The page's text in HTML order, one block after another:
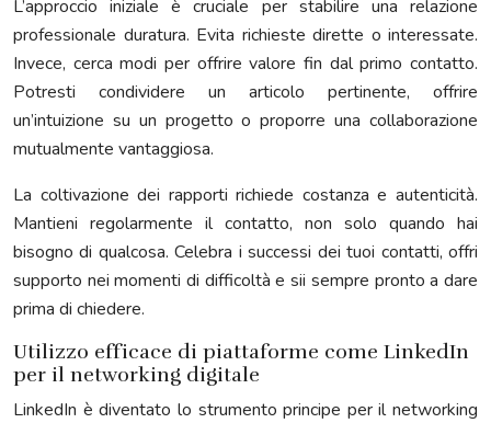
L’approccio iniziale è cruciale per stabilire una relazione
professionale duratura. Evita richieste dirette o interessate.
Invece, cerca modi per offrire valore fin dal primo contatto.
Potresti condividere un articolo pertinente, offrire
un’intuizione su un progetto o proporre una collaborazione
mutualmente vantaggiosa.
La coltivazione dei rapporti richiede costanza e autenticità.
Mantieni regolarmente il contatto, non solo quando hai
bisogno di qualcosa. Celebra i successi dei tuoi contatti, offri
supporto nei momenti di difficoltà e sii sempre pronto a dare
prima di chiedere.
Utilizzo efficace di piattaforme come LinkedIn
per il networking digitale
LinkedIn è diventato lo strumento principe per il networking